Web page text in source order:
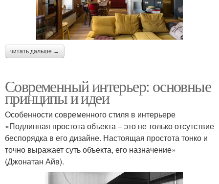
читать дальше →
Современный интерьер: основные
принципы и идеи
Особенности современного стиля в интерьере
«Подлинная простота объекта – это не только отсутствие
беспорядка в его дизайне. Настоящая простота тонко и
точно выражает суть объекта, его назначение»
(Джонатан Айв).